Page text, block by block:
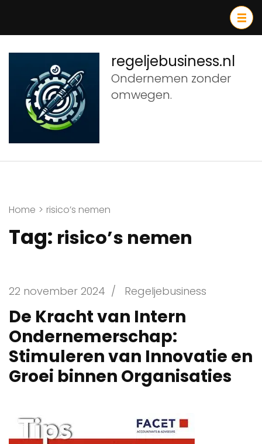
inhoud
(druk
Enter)
regeljebusiness.nl
Ondernemen zonder
omwegen.
Home > risico’s nemen
Tag: risico’s nemen
22 november 2024 / Regeljebusiness
De Kracht van Intern
Ondernemerschap:
Stimuleren van Innovatie en
Groei binnen Organisaties